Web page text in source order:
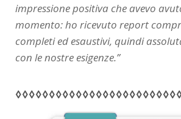
impressione positiva che avevo
momento: ho ricevuto report
completi ed esaustivi, quindi
con le nostre esigenze.”